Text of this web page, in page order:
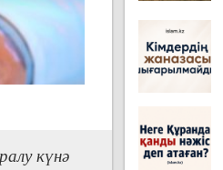
күнә